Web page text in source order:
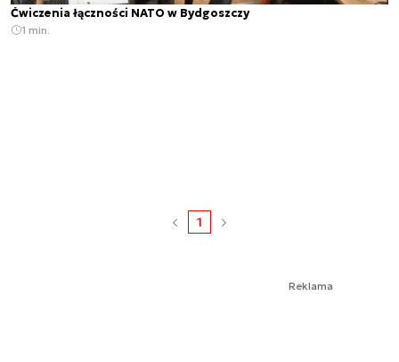
Ćwiczenia łączności NATO w Bydgoszczy
1 min.
1
Reklama